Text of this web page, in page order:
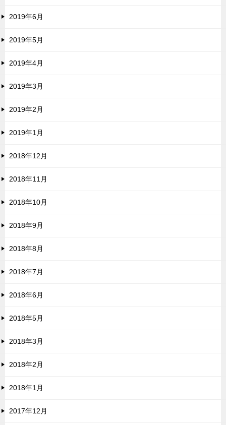
2019年6月
2019年5月
2019年4月
2019年3月
2019年2月
2019年1月
2018年12月
2018年11月
2018年10月
2018年9月
2018年8月
2018年7月
2018年6月
2018年5月
2018年3月
2018年2月
2018年1月
2017年12月